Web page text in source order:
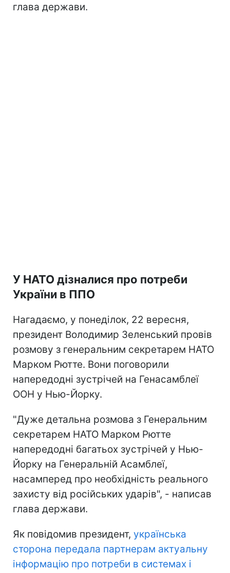
глава держави.
У НАТО дізналися про потреби
України в ППО
Нагадаємо, у понеділок, 22 вересня,
президент Володимир Зеленський провів
розмову з генеральним секретарем НАТО
Марком Рютте. Вони поговорили
напередодні зустрічей на Генасамблеї
ООН у Нью-Йорку.
"Дуже детальна розмова з Генеральним
секретарем НАТО Марком Рютте
напередодні багатьох зустрічей у Нью-
Йорку на Генеральній Асамблеї,
насамперед про необхідність реального
захисту від російських ударів", - написав
глава держави.
Як повідомив президент, українська
сторона передала партнерам актуальну
інформацію про потреби в системах і